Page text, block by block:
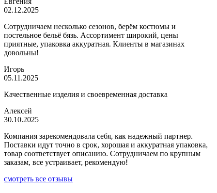
02.12.2025
Сотрудничаем несколько сезонов, берём костюмы и
постельное бельё бязь. Ассортимент широкий, цены
приятные, упаковка аккуратная. Клиенты в магазинах
довольны!
Игорь
05.11.2025
Качественные изделия и своевременная доставка
Алексей
30.10.2025
Компания зарекомендовала себя, как надежный партнер.
Поставки идут точно в срок, хорошая и аккуратная упаковка,
товар соответствует описанию. Сотрудничаем по крупным
заказам, все устраивает, рекомендую!
смотреть все отзывы